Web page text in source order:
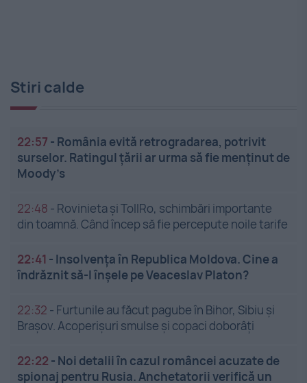
Stiri calde
22:57 - România evită retrogradarea, potrivit
surselor. Ratingul țării ar urma să fie menținut de
Moody’s
22:48 - Rovinieta și TollRo, schimbări importante
din toamnă. Când încep să fie percepute noile tarife
22:41 - Insolvenţa în Republica Moldova. Cine a
îndrăznit să-l înşele pe Veaceslav Platon?
22:32 - Furtunile au făcut pagube în Bihor, Sibiu și
Brașov. Acoperișuri smulse și copaci doborâți
22:22 - Noi detalii în cazul româncei acuzate de
spionaj pentru Rusia. Anchetatorii verifică un